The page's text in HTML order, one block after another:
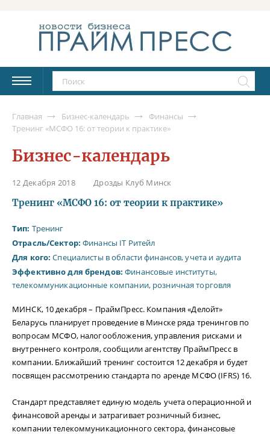
Главная Бизнес-календарь
Финансы
Тренинг «МСФО 16: от теории к практике»
Бизнес-календарь
12 Декабря 2018 Дрозды Клуб Минск
Тренинг «МСФО 16: от теории к практике»
Тип: Тренинг
Отрасль/Сектор: Финансы IT Ритейл
Для кого: Специалисты в области финансов, учета и аудита
Эффективно для брендов: Финансовые институты,
телекоммуникационные компании, розничная торговля
МИНСК, 10 декабря – ПраймПресс. Компания «Делойт»
Беларусь планирует проведение в Минске ряда тренингов по
вопросам МСФО, налогообложения, управления рисками и
внутреннего контроля, сообщили агентству ПраймПресс в
компании. Ближайший тренинг состоится 12 декабря и будет
посвящен рассмотрению стандарта по аренде МСФО (IFRS) 16.
Стандарт представляет единую модель учета операционной и
финансовой аренды и затрагивает розничный бизнес,
компании телекоммуникационного сектора, финансовые